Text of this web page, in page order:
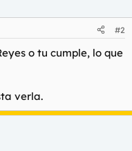
#2
o tu cumple, lo que
verla.